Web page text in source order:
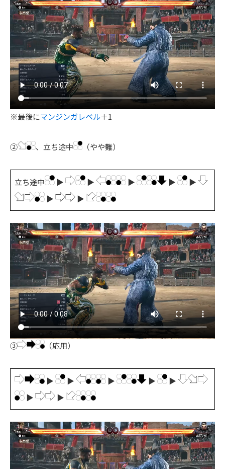
※最後にマンジンガレベル＋1
② 、立ち途中 （やや難）
立ち途中 ▶ ▶ ▶ ▶
▶
▶
▶
③ （応用）
▶ ▶ ▶ ▶
▶
▶
▶